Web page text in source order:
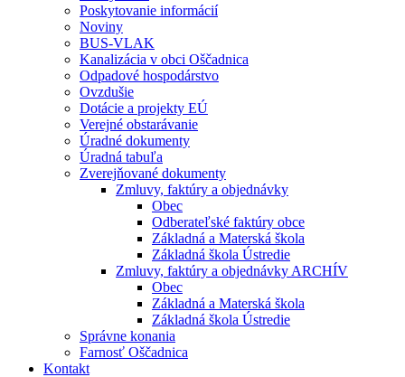
Poskytovanie informácií
Noviny
BUS-VLAK
Kanalizácia v obci Oščadnica
Odpadové hospodárstvo
Ovzdušie
Dotácie a projekty EÚ
Verejné obstarávanie
Úradné dokumenty
Úradná tabuľa
Zverejňované dokumenty
Zmluvy, faktúry a objednávky
Obec
Odberateľské faktúry obce
Základná a Materská škola
Základná škola Ústredie
Zmluvy, faktúry a objednávky ARCHÍV
Obec
Základná a Materská škola
Základná škola Ústredie
Správne konania
Farnosť Oščadnica
Kontakt